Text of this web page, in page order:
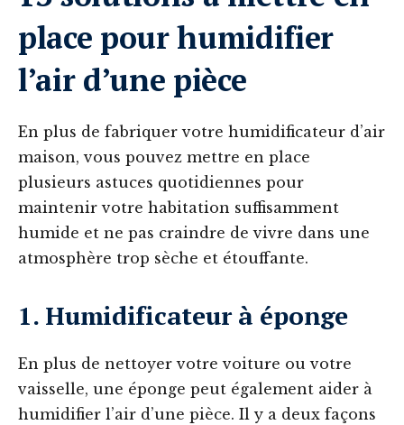
place pour humidifier
l’air d’une pièce
En plus de fabriquer votre humidificateur d’air
maison, vous pouvez mettre en place
plusieurs astuces quotidiennes pour
maintenir votre habitation suffisamment
humide et ne pas craindre de vivre dans une
atmosphère trop sèche et étouffante.
1. Humidificateur à éponge
En plus de nettoyer votre voiture ou votre
vaisselle, une éponge peut également aider à
humidifier l’air d’une pièce. Il y a deux façons